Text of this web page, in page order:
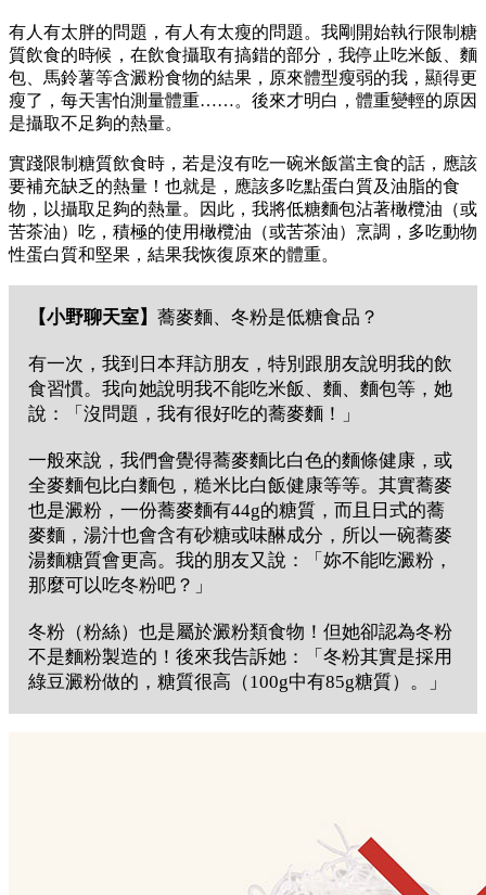
有人有太胖的問題，有人有太瘦的問題。我剛開始執行限制糖
質飲食的時候，在飲食攝取有搞錯的部分，我停止吃米飯、麵
包、馬鈴薯等含澱粉食物的結果，原來體型瘦弱的我，顯得更
瘦了，每天害怕測量體重……。後來才明白，體重變輕的原因
是攝取不足夠的熱量。
實踐限制糖質飲食時，若是沒有吃一碗米飯當主食的話，應該
要補充缺乏的熱量！也就是，應該多吃點蛋白質及油脂的食
物，以攝取足夠的熱量。因此，我將低糖麵包沾著橄欖油（或
苦茶油）吃，積極的使用橄欖油（或苦茶油）烹調，多吃動物
性蛋白質和堅果，結果我恢復原來的體重。
【小野聊天室】 蕎麥麵、冬粉是低糖食品？
有一次，我到日本拜訪朋友，特別跟朋友說明我的飲
食習慣。我向她說明我不能吃米飯、麵、麵包等，她
說：「沒問題，我有很好吃的蕎麥麵！」
一般來說，我們會覺得蕎麥麵比白色的麵條健康，或
全麥麵包比白麵包，糙米比白飯健康等等。其實蕎麥
也是澱粉，一份蕎麥麵有44g的糖質，而且日式的蕎
麥麵，湯汁也會含有砂糖或味醂成分，所以一碗蕎麥
湯麵糖質會更高。我的朋友又說：「妳不能吃澱粉，
那麼可以吃冬粉吧？」
冬粉（粉絲）也是屬於澱粉類食物！但她卻認為冬粉
不是麵粉製造的！後來我告訴她：「冬粉其實是採用
綠豆澱粉做的，糖質很高（100g中有85g糖質）。」